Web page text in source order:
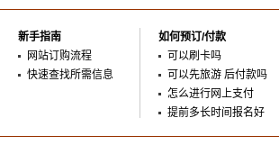
新手指南
网站订购流程
快速查找所需信息
如何预订/付款
可以刷卡吗
可以先旅游 后付款吗
怎么进行网上支付
提前多长时间报名好